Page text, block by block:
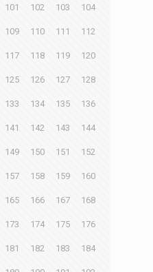
101 102 103 104
109 110 111 112
117 118 119 120
125 126 127 128
133 134 135 136
141 142 143 144
149 150 151 152
157 158 159 160
165 166 167 168
173 174 175 176
181 182 183 184